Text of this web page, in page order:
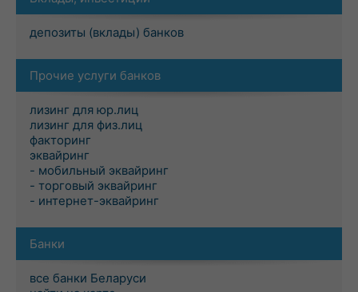
депозиты (вклады) банков
Прочие услуги банков
лизинг для юр.лиц
лизинг для физ.лиц
факторинг
эквайринг
- мобильный эквайринг
- торговый эквайринг
- интернет-эквайринг
Банки
все банки Беларуси